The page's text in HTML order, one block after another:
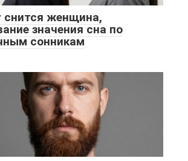
снится женщина,
значения сна по
сонникам